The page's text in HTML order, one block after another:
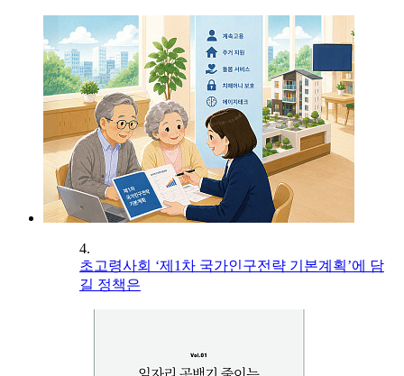
4.
초고령사회 ‘제1차 국가인구전략 기본계획’에 담
길 정책은